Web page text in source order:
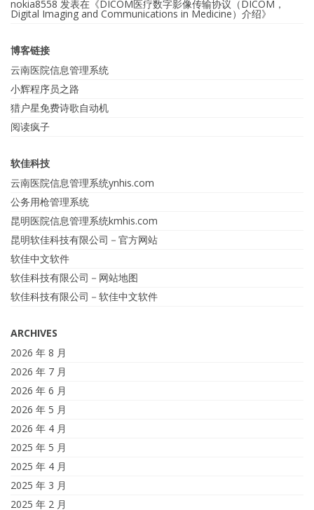
nokia8558 发表在《DICOM医疗数字影像传输协议（DICOM，
Digital Imaging and Communications in Medicine）介绍》
博客链接
云南医院信息管理系统
小辉程序员之路
猎户星免费诗歌自动机
阅读疯子
软佳科技
云南医院信息管理系统ynhis.com
公务用枪管理系统
昆明医院信息管理系统kmhis.com
昆明软佳科技有限公司－官方网站
软佳中文软件
软佳科技有限公司－网站地图
软佳科技有限公司－软佳中文软件
ARCHIVES
2026 年 8 月
2026 年 7 月
2026 年 6 月
2026 年 5 月
2026 年 4 月
2025 年 5 月
2025 年 4 月
2025 年 3 月
2025 年 2 月